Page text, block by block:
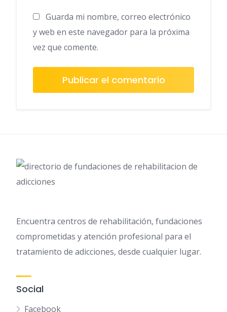
Guarda mi nombre, correo electrónico
y web en este navegador para la próxima
vez que comente.
Encuentra centros de rehabilitación, fundaciones
comprometidas y atención profesional para el
tratamiento de adicciones, desde cualquier lugar.
Social
Facebook